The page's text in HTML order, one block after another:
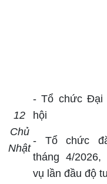
12
Chủ
Nhật
- Tổ chức Đại
hội
- Tổ chức
tháng 4/
vụ lần đầu độ